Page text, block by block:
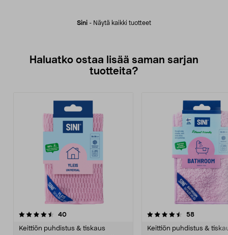
Sini - Näytä kaikki tuotteet
Haluatko ostaa lisää saman sarjan
tuotteita?
40arvostelut
Keittiön puhdistus & tiskaus
4.5viidestä
58arvostelut
Keittiön puhdistus &
4.5viidestä